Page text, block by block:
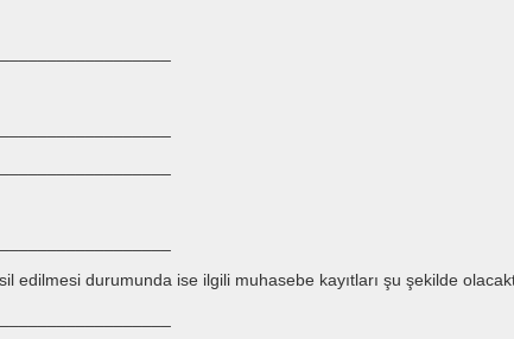
edilmesi durumunda ise ilgili muhasebe kayıtları şu şekilde